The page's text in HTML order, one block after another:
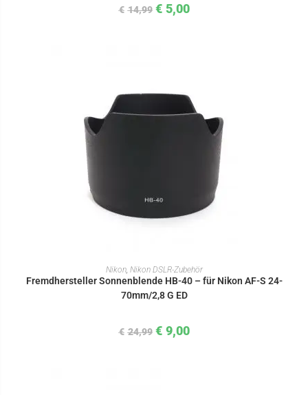
€ 14,99 € 5,00
IN DEN WARENKORB
Nikon, Nikon DSLR-Zubehör
Fremdhersteller Sonnenblende HB-40 – für Nikon AF-S 24-
70mm/2,8 G ED
€ 24,99 € 9,00